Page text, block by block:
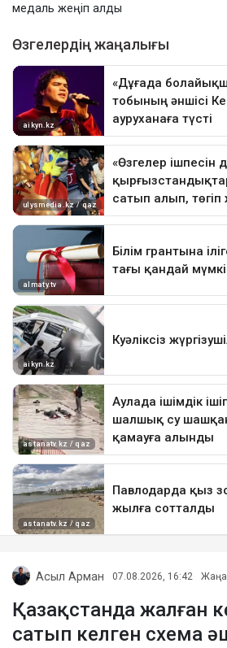
медаль жеңіп алды
Асыл Арман 07.08.2026, 16:42
Қазақстанда жалған
сатып келген схема